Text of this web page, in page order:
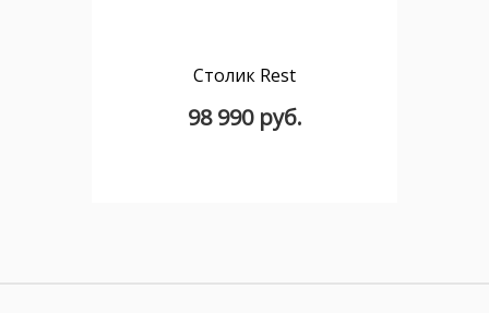
Столик Rest
98 990 руб.